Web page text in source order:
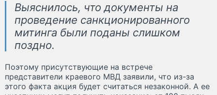
Выяснилось, что документы на
проведение санкционированного
митинга были поданы слишком
поздно.
Поэтому присутствующие на встрече
представители краевого МВД заявили, что из-за
этого факта акция будет считаться незаконной. А ее